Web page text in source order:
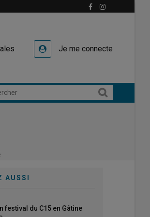
Je me connecte
AUSSI
festival du C15 en Gâtine